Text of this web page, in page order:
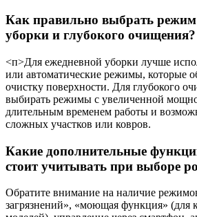
Как правильно выбрать режим
уборки и глубокого очищения?
<п>Для ежедневной уборки лучше
или автоматические режимы, которые
очистку поверхности. Для глубокого
выбирать режимы с увеличенной
длительным временем работы и
сложных участков или ковров.
Какие дополнительные
стоит учитывать при выборе
Обратите внимание на наличие
загрязнений», «моющая функция» (для